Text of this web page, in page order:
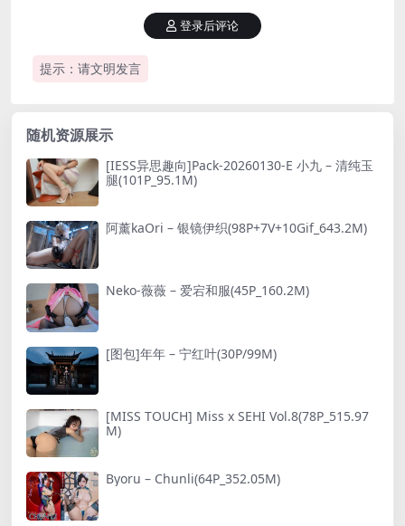
提示：请文明发言
登录后评论
随机资源展示
[IESS异思趣向]Pack-20260130-E 小九 – 清纯玉
腿(101P_95.1M)
阿薰kaOri – 银镜伊织(98P+7V+10Gif_643.2M)
Neko-薇薇 – 爱宕和服(45P_160.2M)
[图包]年年 – 宁红叶(30P/99M)
[MISS TOUCH] Miss x SEHI Vol.8(78P_515.97
M)
Byoru – Chunli(64P_352.05M)